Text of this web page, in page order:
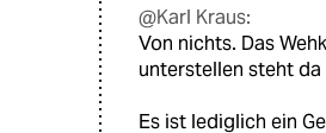
@Karl Kraus:
Von nichts. Das
unterstellen steht da
Es ist lediglich ein